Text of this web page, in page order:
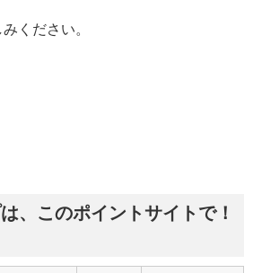
ください。
、このポイントサイトで！